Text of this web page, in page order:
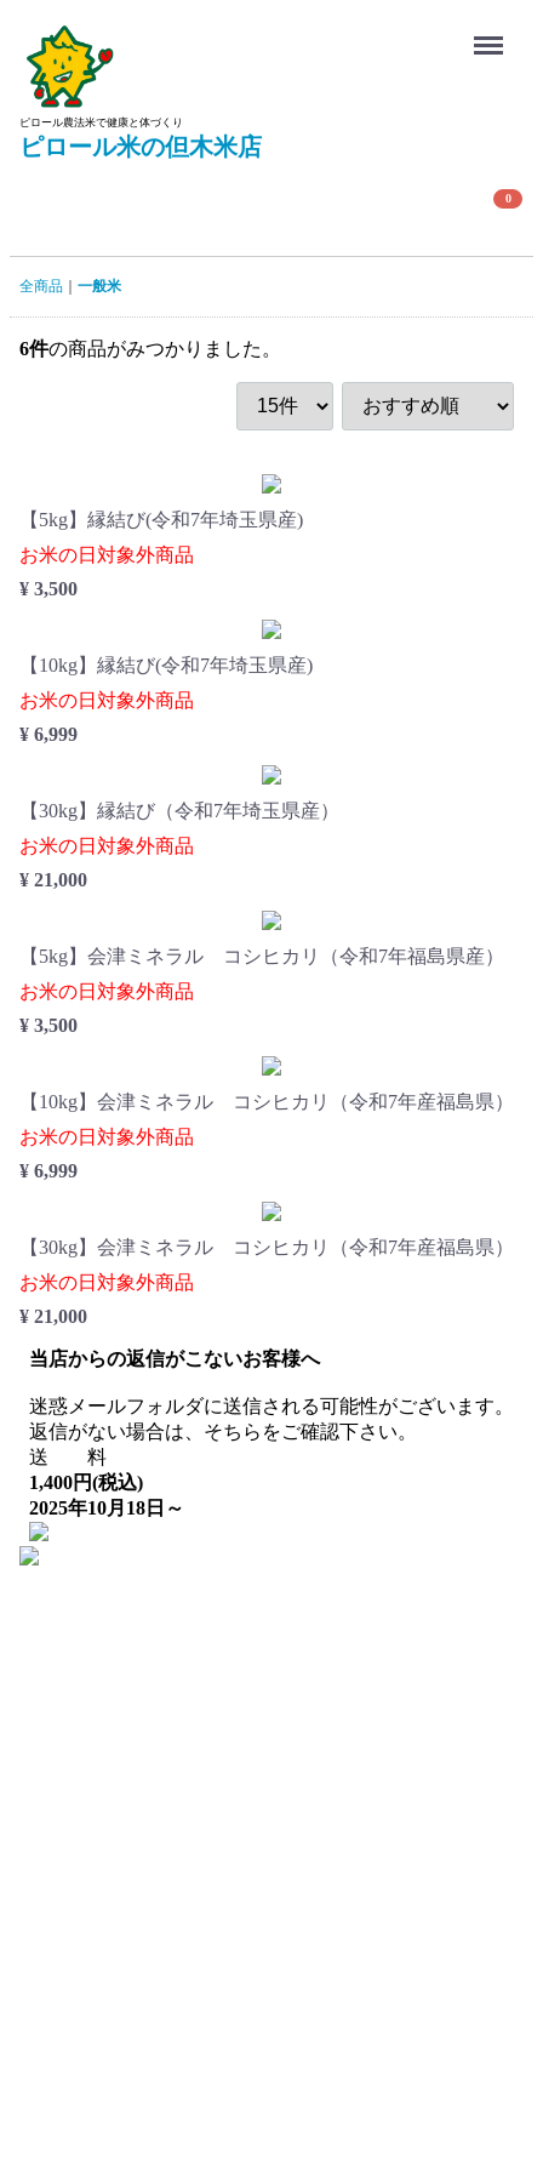
ピロール農法米で健康と体づくり
ピロール米の但木米店
0
全商品 一般米
6件の商品がみつかりました。
【5kg】縁結び(令和7年埼玉県産)
お米の日対象外商品
¥ 3,500
【10kg】縁結び(令和7年埼玉県産)
お米の日対象外商品
¥ 6,999
【30kg】縁結び（令和7年埼玉県産）
お米の日対象外商品
¥ 21,000
【5kg】会津ミネラル コシヒカリ（令和7年福島県産）
お米の日対象外商品
¥ 3,500
【10kg】会津ミネラル コシヒカリ（令和7年産福島県）
お米の日対象外商品
¥ 6,999
【30kg】会津ミネラル コシヒカリ（令和7年産福島県）
お米の日対象外商品
¥ 21,000
当店からの返信がこないお客様へ
迷惑メールフォルダに送信される可能性がございます。
返信がない場合は、そちらをご確認下さい。
送 料
1,400円(税込)
2025年10月18日～